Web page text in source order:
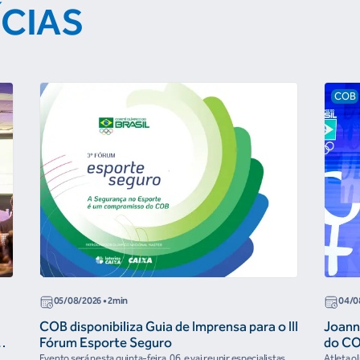
05/08/2026• 2min
COB disponibiliza Guia de Imprensa para o III
Fórum Esporte Seguro
COB
04/
do